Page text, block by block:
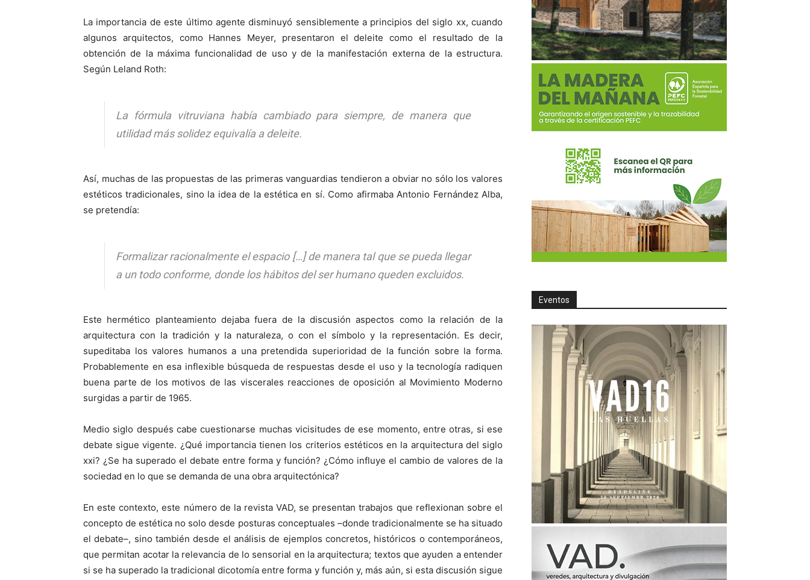
La importancia de este último agente disminuyó sensiblemente a principios del siglo xx, cuando
algunos arquitectos, como Hannes Meyer, presentaron el deleite como el resultado de la
obtención de la máxima funcionalidad de uso y de la manifestación externa de la estructura.
Según Leland Roth:
La fórmula vitruviana había cambiado para siempre, de manera que
utilidad más solidez equivalía a deleite.
Así, muchas de las propuestas de las primeras vanguardias tendieron a obviar no sólo los valores
estéticos tradicionales, sino la idea de la estética en sí. Como afirmaba Antonio Fernández Alba,
se pretendía:
Formalizar racionalmente el espacio […] de manera tal que se pueda llegar
a un todo conforme, donde los hábitos del ser humano queden excluidos.
Este hermético planteamiento dejaba fuera de la discusión aspectos como la relación de la
arquitectura con la tradición y la naturaleza, o con el símbolo y la representación. Es decir,
supeditaba los valores humanos a una pretendida superioridad de la función sobre la forma.
Probablemente en esa inflexible búsqueda de respuestas desde el uso y la tecnología radiquen
buena parte de los motivos de las viscerales reacciones de oposición al Movimiento Moderno
surgidas a partir de 1965.
Medio siglo después cabe cuestionarse muchas vicisitudes de ese momento, entre otras, si ese
debate sigue vigente. ¿Qué importancia tienen los criterios estéticos en la arquitectura del siglo
xxi? ¿Se ha superado el debate entre forma y función? ¿Cómo influye el cambio de valores de la
sociedad en lo que se demanda de una obra arquitectónica?
En este contexto, este número de la revista VAD, se presentan trabajos que reflexionan sobre el
concepto de estética no solo desde posturas conceptuales –donde tradicionalmente se ha situado
el debate–, sino también desde el análisis de ejemplos concretos, históricos o contemporáneos,
que permitan acotar la relevancia de lo sensorial en la arquitectura; textos que ayuden a entender
si se ha superado la tradicional dicotomía entre forma y función y, más aún, si esta discusión sigue
Eventos